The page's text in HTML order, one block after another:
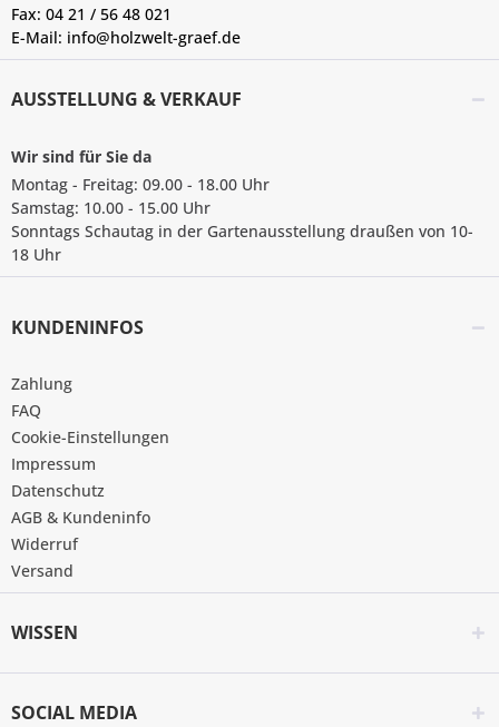
Fax: 04 21 / 56 48 021
E-Mail: info@holzwelt-graef.de
AUSSTELLUNG & VERKAUF
Wir sind für Sie da
Montag - Freitag: 09.00 - 18.00 Uhr
Samstag: 10.00 - 15.00 Uhr
Sonntags Schautag in der Gartenausstellung draußen von 10-
18 Uhr
KUNDENINFOS
Zahlung
FAQ
Cookie-Einstellungen
Impressum
Datenschutz
AGB & Kundeninfo
Widerruf
Versand
WISSEN
SOCIAL MEDIA